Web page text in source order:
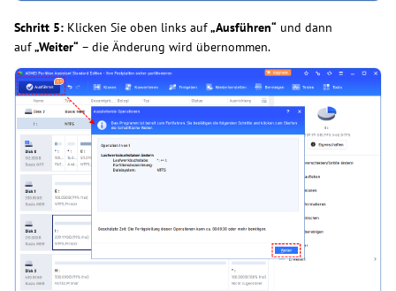
Schritt 5: Klicken Sie oben links auf„Ausführen“ und dann
auf„Weiter“ – die Änderung wird übernommen.